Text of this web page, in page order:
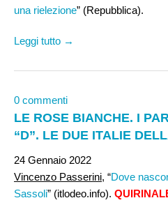
una rielezione” (Repubblica).
Leggi tutto →
0 commenti
LE ROSE BIANCHE. I
“D”. LE DUE ITALIE
24 Gennaio 2022
Vincenzo Passerini, “Dove
Sassoli” (itlodeo.info).